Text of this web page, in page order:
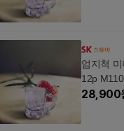
엄지척
12p
28,900